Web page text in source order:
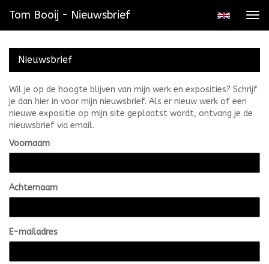
Tom Booij - Nieuwsbrief
Nieuwsbrief
Wil je op de hoogte blijven van mijn werk en exposities? Schrijf
je dan hier in voor mijn nieuwsbrief. Als er nieuw werk of een
nieuwe expositie op mijn site geplaatst wordt, ontvang je de
nieuwsbrief via email.
Voornaam
Achternaam
E-mailadres